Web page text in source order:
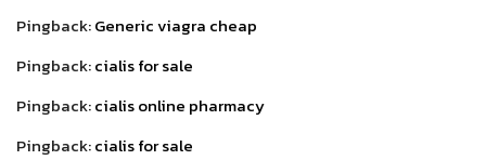
Pingback:Generic viagra cheap
Pingback:cialis for sale
Pingback:cialis online pharmacy
Pingback:cialis for sale